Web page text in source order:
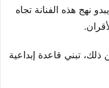
نهج هذه الفنانة تجاه
ذلك، تبني قاعدة إبداعية